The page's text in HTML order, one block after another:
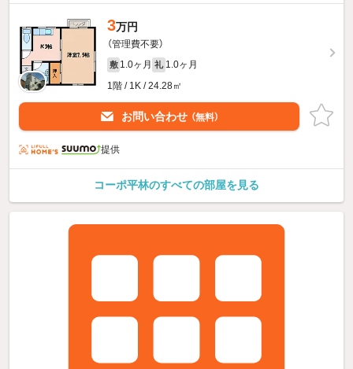
3万円
（管理費不要）
敷 1.0ヶ月 礼 1.0ヶ月
1階 / 1K / 24.28㎡
お問い合わせ （無料）
提供
コーポ平林のすべての部屋を見る